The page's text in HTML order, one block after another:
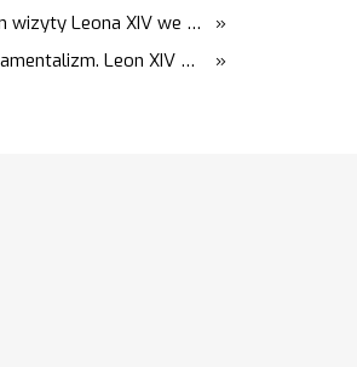
»
Opublikowano program wizyty Leona XIV we Francji
»
Radykalizm to nie fundamentalizm. Leon XIV w Asyżu